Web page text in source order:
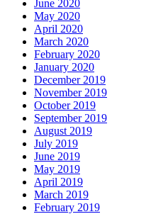
June 2020
May 2020
April 2020
March 2020
February 2020
January 2020
December 2019
November 2019
October 2019
September 2019
August 2019
July 2019
June 2019
May 2019
April 2019
March 2019
February 2019